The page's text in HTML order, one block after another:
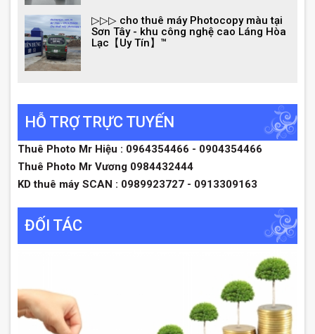
▷▷▷ cho thuê máy Photocopy màu tại
Sơn Tây - khu công nghệ cao Láng Hòa
Lạc【Uy Tín】™
HỖ TRỢ TRỰC TUYẾN
Thuê Photo Mr Hiệu : 0964354466 - 0904354466
Thuê Photo Mr Vương 0984432444
KD thuê máy SCAN : 0989923727 - 0913309163
ĐỐI TÁC